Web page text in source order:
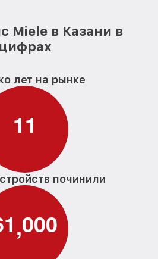
Miele в Казани в
цифрах
лет на рынке
11
починили
1,000